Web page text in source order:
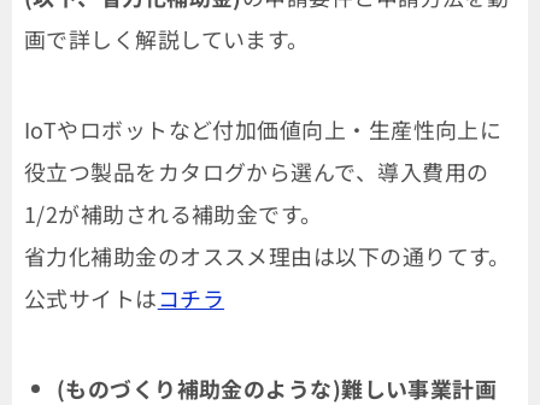
画で詳しく解説しています。
IoTやロボットなど付加価値向上・生産性向上に
役立つ製品をカタログから選んで、導入費用の
1/2が補助される補助金です。
省力化補助金のオススメ理由は以下の通りてす。
公式サイトはコチラ
(ものづくり補助金のような)難しい事業計画